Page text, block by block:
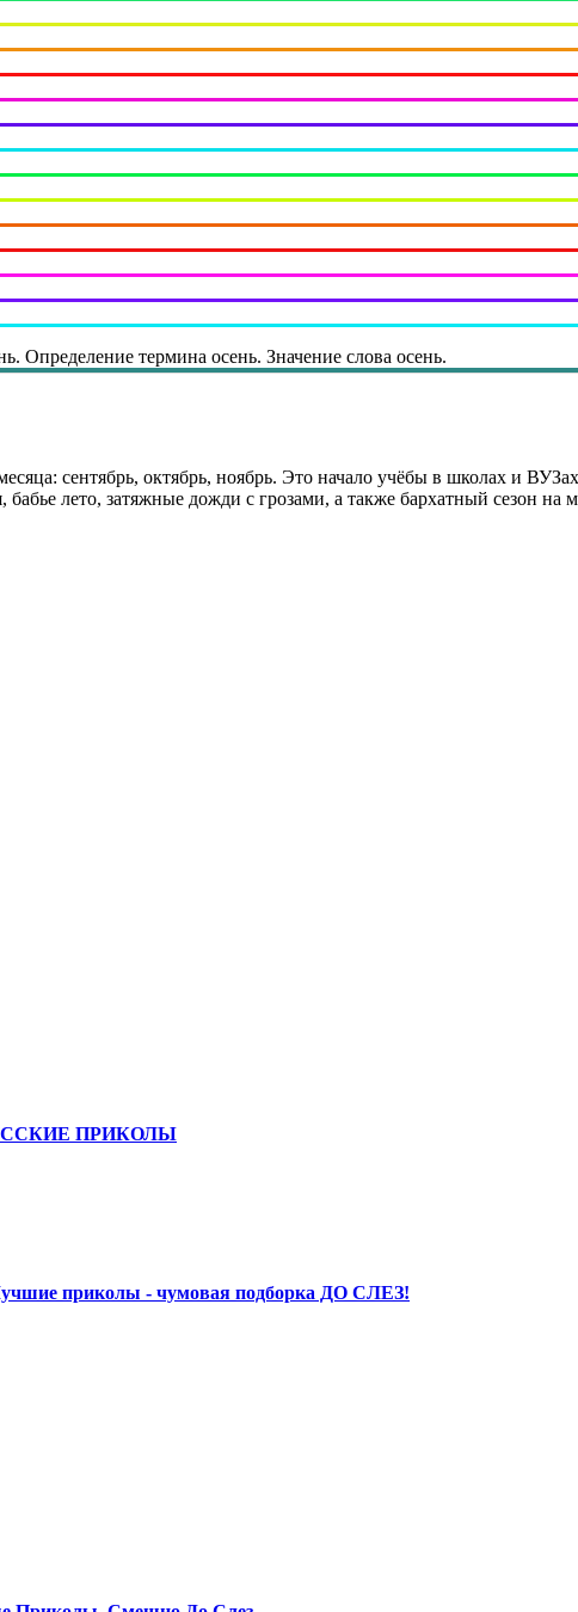
Определение термина осень. Значение слова осень.
сентябрь, октябрь, ноябрь. Это начало учёбы в школах и
лето, затяжные дожди с грозами, а также бархатный сезон на
ПРИКОЛЫ
приколы - чумовая подборка ДО СЛЕЗ!